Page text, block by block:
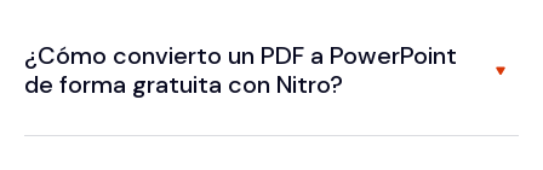
¿Cómo convierto un PDF a PowerPoint
de forma gratuita con Nitro?